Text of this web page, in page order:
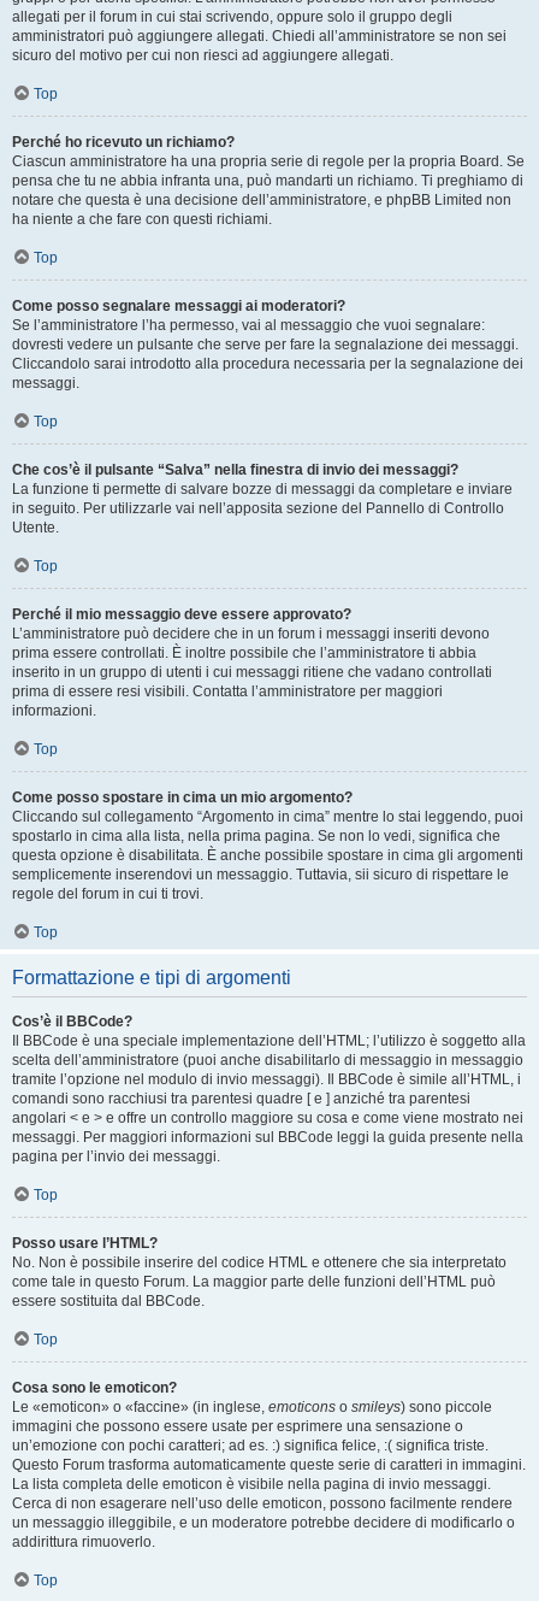
allegati per il forum in cui stai scrivendo, oppure solo il gruppo degli
amministratori può aggiungere allegati. Chiedi all’amministratore se non sei
sicuro del motivo per cui non riesci ad aggiungere allegati.
Top
Perché ho ricevuto un richiamo?
Ciascun amministratore ha una propria serie di regole per la propria Board. Se
pensa che tu ne abbia infranta una, può mandarti un richiamo. Ti preghiamo di
notare che questa è una decisione dell’amministratore, e phpBB Limited non
ha niente a che fare con questi richiami.
Top
Come posso segnalare messaggi ai moderatori?
Se l’amministratore l’ha permesso, vai al messaggio che vuoi segnalare:
dovresti vedere un pulsante che serve per fare la segnalazione dei messaggi.
Cliccandolo sarai introdotto alla procedura necessaria per la segnalazione dei
messaggi.
Top
Che cos’è il pulsante “Salva” nella finestra di invio dei messaggi?
La funzione ti permette di salvare bozze di messaggi da completare e inviare
in seguito. Per utilizzarle vai nell’apposita sezione del Pannello di Controllo
Utente.
Top
Perché il mio messaggio deve essere approvato?
L’amministratore può decidere che in un forum i messaggi inseriti devono
prima essere controllati. È inoltre possibile che l’amministratore ti abbia
inserito in un gruppo di utenti i cui messaggi ritiene che vadano controllati
prima di essere resi visibili. Contatta l’amministratore per maggiori
informazioni.
Top
Come posso spostare in cima un mio argomento?
Cliccando sul collegamento “Argomento in cima” mentre lo stai leggendo, puoi
spostarlo in cima alla lista, nella prima pagina. Se non lo vedi, significa che
questa opzione è disabilitata. È anche possibile spostare in cima gli argomenti
semplicemente inserendovi un messaggio. Tuttavia, sii sicuro di rispettare le
regole del forum in cui ti trovi.
Top
Formattazione e tipi di argomenti
Cos’è il BBCode?
Il BBCode è una speciale implementazione dell’HTML; l’utilizzo è soggetto alla
scelta dell’amministratore (puoi anche disabilitarlo di messaggio in messaggio
tramite l’opzione nel modulo di invio messaggi). Il BBCode è simile all’HTML, i
comandi sono racchiusi tra parentesi quadre [ e ] anziché tra parentesi
angolari < e > e offre un controllo maggiore su cosa e come viene mostrato nei
messaggi. Per maggiori informazioni sul BBCode leggi la guida presente nella
pagina per l’invio dei messaggi.
Top
Posso usare l’HTML?
No. Non è possibile inserire del codice HTML e ottenere che sia interpretato
come tale in questo Forum. La maggior parte delle funzioni dell’HTML può
essere sostituita dal BBCode.
Top
Cosa sono le emoticon?
Le «emoticon» o «faccine» (in inglese, emoticons o smileys) sono piccole
immagini che possono essere usate per esprimere una sensazione o
un’emozione con pochi caratteri; ad es. :) significa felice, :( significa triste.
Questo Forum trasforma automaticamente queste serie di caratteri in immagini.
La lista completa delle emoticon è visibile nella pagina di invio messaggi.
Cerca di non esagerare nell’uso delle emoticon, possono facilmente rendere
un messaggio illeggibile, e un moderatore potrebbe decidere di modificarlo o
addirittura rimuoverlo.
Top